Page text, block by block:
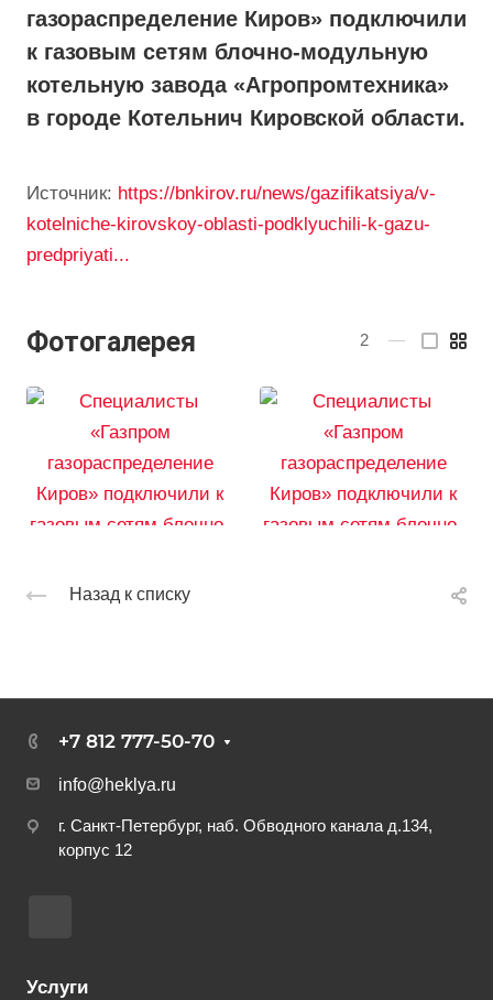
газораспределение Киров» подключили
к газовым сетям блочно-модульную
котельную завода «Агропромтехника»
в городе Котельнич Кировской области.
Источник: https://bnkirov.ru/news/gazifikatsiya/v-
kotelniche-kirovskoy-oblasti-podklyuchili-k-gazu-
predpriyati...
Фотогалерея 2 —
Назад к списку
+7 812 777-50-70
info@heklya.ru
г. Санкт-Петербург, наб. Обводного канала д.134,
корпус 12
Услуги